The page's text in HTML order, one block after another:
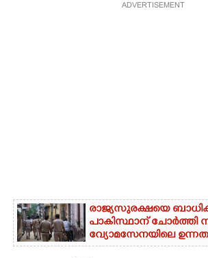
ADVERTISEMENT
രാജ്യസുരക്ഷയെ
പാകിസ്ഥാന് ചോ‌ർത്തി
വ്യോമസേനയിലെ